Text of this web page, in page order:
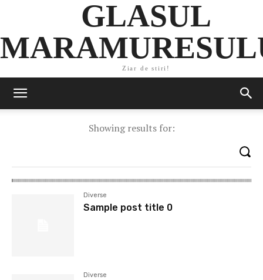
GLASUL
Ziar de stiri!
Showing results for:
Diverse
Sample post title 0
Diverse